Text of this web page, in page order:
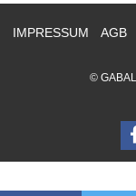
IMPRESSUM AGB
©